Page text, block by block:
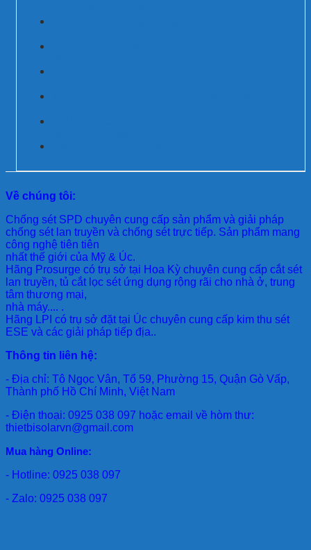
Về chúng tôi:
Chống sét SPD chuyên cung cấp sản phẩm và giải pháp
chống sét lan truyền và chống sét trực tiếp. Sản phẩm mang
công nghệ tiên tiên
nhất thế giới của Mỹ & Úc.
Hãng Prosurge có trụ sở tại Hoa Kỳ chuyên cung cấp cắt sét
lan truyền, tủ cắt lọc sét ứng dụng rộng rãi cho nhà ở, trung
tâm thương mại,
nhà máy.... .
Hãng LPI có trụ sở đặt tại Úc chuyên cung cấp kim thu sét
ESE và các giải pháp tiếp địa..
Thông tin liên hệ:
- Địa chỉ: Tô Ngọc Vân, Tổ 59, Phường 15, Quận Gò Vấp,
Thành phố Hồ Chí Minh, Việt Nam
- Điện thoại: 0925 038 097 hoặc email về hòm thư:
thietbisolarvn@gmail.com
Mua hàng Online:
- Hotline: 0925 038 097
- Zalo: 0925 038 097